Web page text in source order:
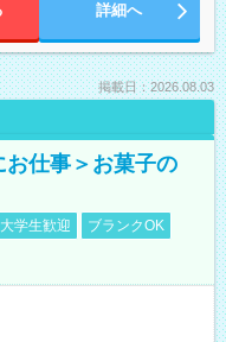
詳細へ
掲載日：2026.08.03
お仕事＞お菓子の
大学生歓迎
ブランクOK